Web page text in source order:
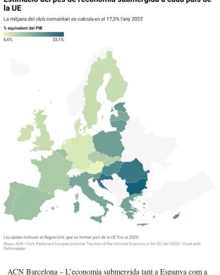
ACN Barcelona – L’economia submergida tant a Espanya com a